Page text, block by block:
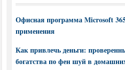
Офисная программа Microsoft
применения
Как привлечь деньги:
богатства по фен шуй в